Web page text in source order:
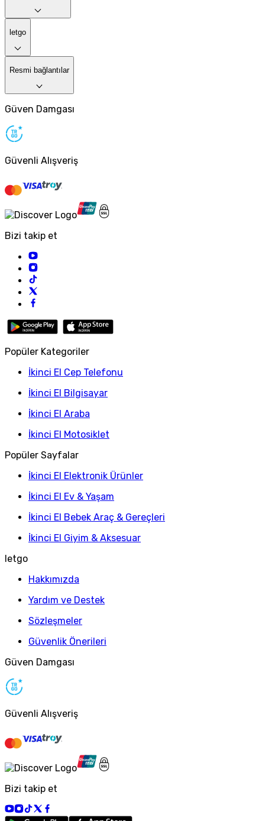
letgo
Resmi bağlantılar
Güven Damgası
Güvenli Alışveriş
Bizi takip et
Popüler Kategoriler
İkinci El Cep Telefonu
İkinci El Bilgisayar
İkinci El Araba
İkinci El Motosiklet
Popüler Sayfalar
İkinci El Elektronik Ürünler
İkinci El Ev & Yaşam
İkinci El Bebek Araç & Gereçleri
İkinci El Giyim & Aksesuar
letgo
Hakkımızda
Yardım ve Destek
Sözleşmeler
Güvenlik Önerileri
Güven Damgası
Güvenli Alışveriş
Bizi takip et